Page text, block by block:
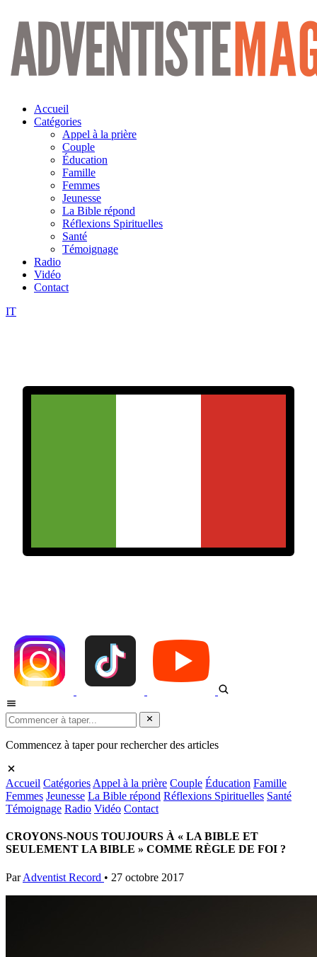
Aller
contenu
Accueil
Catégories
Appel à la prière
Couple
Éducation
Famille
Femmes
Jeunesse
La Bible répond
Réflexions Spirituelles
Santé
Témoignage
Radio
Vidéo
Contact
IT
Commencez à taper pour rechercher des articles
Accueil Catégories Appel à la prière Couple Éducation Famille
Femmes Jeunesse La Bible répond Réflexions Spirituelles Santé
Témoignage Radio Vidéo Contact
CROYONS-NOUS TOUJOURS À « LA BIBLE ET
SEULEMENT LA BIBLE » COMME RÈGLE DE FOI ?
Par Adventist Record • 27 octobre 2017